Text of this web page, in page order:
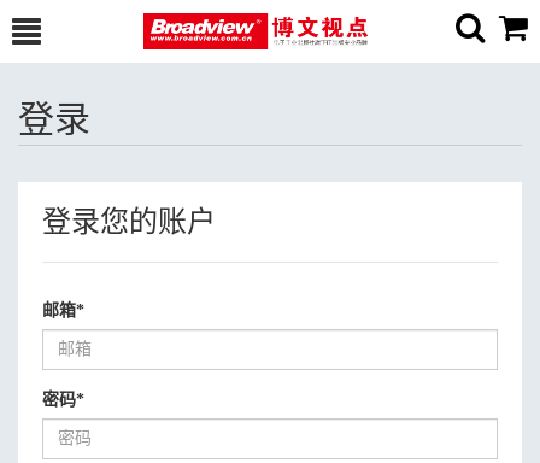
登录
登录您的账户
邮箱*
密码*